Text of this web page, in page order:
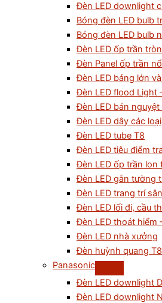
Đèn LED downlight
Bóng đèn LED bulb
Bóng đèn LED bulb
Đèn LED ốp trần
Đèn Panel ốp trần
Đèn LED bảng lớn
Đèn LED flood Light
Đèn LED bán
Đèn LED dây các loại
Đèn LED tube T8
Đèn LED tiêu điểm
Đèn LED ốp trần lon
Đèn LED gắn tường
Đèn LED trang trí
Đèn LED lối đi, cầu
Đèn LED thoát hiểm
Đèn LED nhà xưởng
Đèn huỳnh quang
Panasonic
Đèn LED downlight
Đèn LED downlight